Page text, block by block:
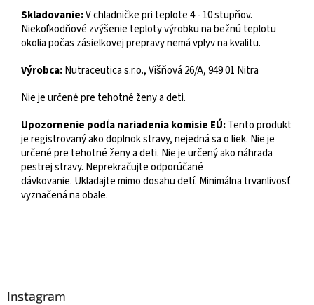
Skladovanie:V chladničke pri teplote 4 - 10 stupňov.
Niekoľkodňové zvýšenie teploty výrobku na bežnú teplotu
okolia počas zásielkovej prepravy nemá vplyv na kvalitu.
Výrobca:Nutraceutica s.r.o., Višňová 26/A, 949 01 Nitra
Nie je určené pre tehotné ženy a deti.
Upozornenie podľa nariadenia komisie EÚ:Tento produkt
je registrovaný ako doplnok stravy, nejedná sa o liek. Nie je
určené pre tehotné ženy a deti. Nie je určený ako náhrada
pestrej stravy. Neprekračujte odporúčané
dávkovanie. Ukladajte mimo dosahu detí. Minimálna trvanlivosť
vyznačená na obale.
Instagram